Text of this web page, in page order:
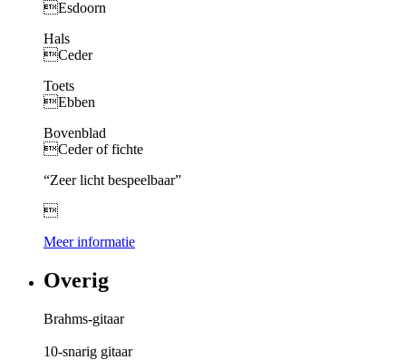
Esdoorn
Hals
Ceder
Toets
Ebben
Bovenblad
Ceder of fichte
“Zeer licht bespeelbaar”

Meer informatie
Overig
Brahms-gitaar
10-snarig gitaar